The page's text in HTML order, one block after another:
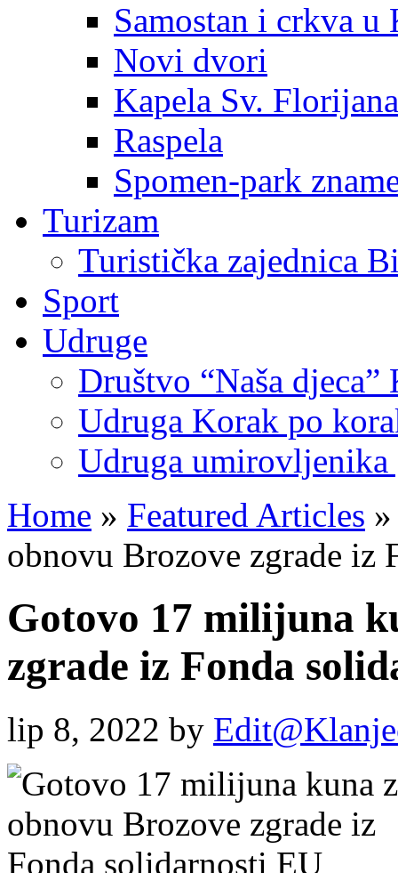
Samostan i crkva u
Novi dvori
Kapela Sv. Florijana
Raspela
Spomen-park
Turizam
Turistička zajednica
Sport
Udruge
Društvo “Naša djeca”
Udruga Korak po
Udruga umirovljenika
Home » Featured Articles »
obnovu Brozove zgrade iz
Gotovo 17 milijuna
zgrade iz Fonda
lip 8, 2022 by